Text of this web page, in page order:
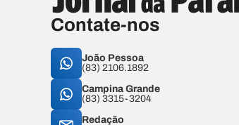
Contate-nos
João Pessoa
(83) 2106.1892
Campina Grande
(83) 3315-3204
Redação